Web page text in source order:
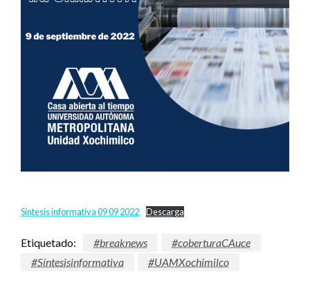
Síntesis informativa 09 09 2022 Descarga
Etiquetado: #breaknews
#coberturaCAuce
#Síntesisinformativa
#UAMXochimilco